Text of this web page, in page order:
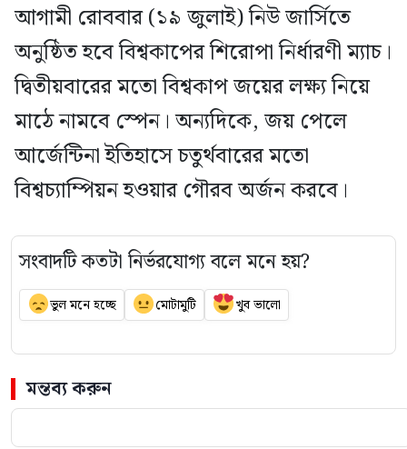
আগামী রোববার (১৯ জুলাই) নিউ জার্সিতে
অনুষ্ঠিত হবে বিশ্বকাপের শিরোপা নির্ধারণী ম্যাচ।
দ্বিতীয়বারের মতো বিশ্বকাপ জয়ের লক্ষ্য নিয়ে
মাঠে নামবে স্পেন। অন্যদিকে, জয় পেলে
আর্জেন্টিনা ইতিহাসে চতুর্থবারের মতো
বিশ্বচ্যাম্পিয়ন হওয়ার গৌরব অর্জন করবে।
সংবাদটি কতটা নির্ভরযোগ্য বলে মনে হয়?
ভুল মনে হচ্ছে মোটামুটি খুব ভালো
মন্তব্য করুন